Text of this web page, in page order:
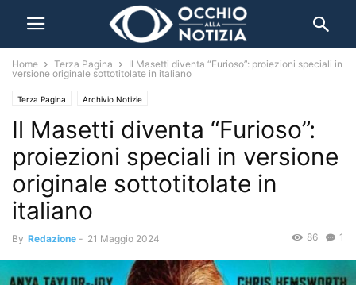
Home Terza Pagina
Il Masetti diventa “Furioso”: proiezioni speciali in
versione originale sottotitolate in italiano
Terza Pagina Archivio Notizie
Il Masetti diventa “Furioso”:
proiezioni speciali in versione
originale sottotitolate in
italiano
By Redazione - 21 Maggio 2024 1
86